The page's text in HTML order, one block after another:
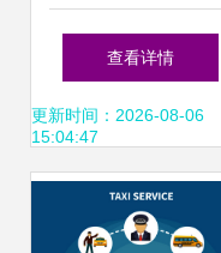
推融资租赁行业创
新与租赁服务升级
查看详情
更新时间：2026-08-06
15:04:47